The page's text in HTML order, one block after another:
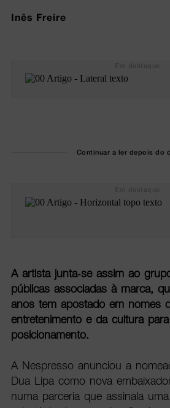
Inês Freire
Continuar a ler depois do
A artista junta-se assim ao
públicas associadas à marca,
anos tem apostado em nomes
entretenimento e da cultura
posicionamento.
A Nespresso anunciou a
Dua Lipa como nova
numa parceria que assinala